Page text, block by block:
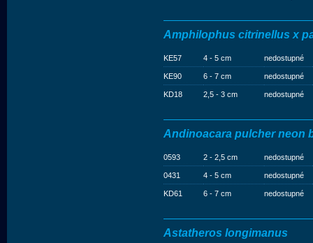
Amphilophus citrinellus x
KE57 4 - 5 cm nedostupné
KE90 6 - 7 cm nedostupné
KD18 2,5 - 3 cm nedostupné
Andinoacara pulcher neon
0593 2 - 2,5 cm nedostupné
0431 4 - 5 cm nedostupné
KD61 6 - 7 cm nedostupné
Astatheros longimanus